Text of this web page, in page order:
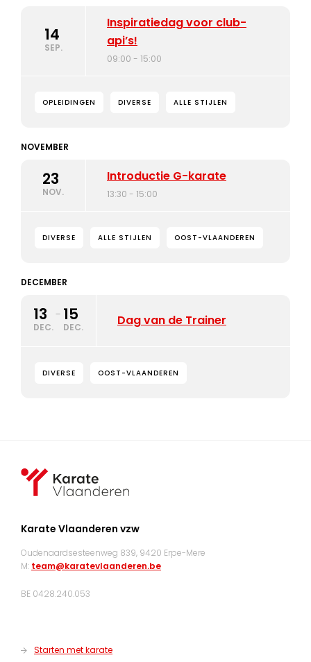
14
SEP.
Inspiratiedag voor club-
api’s!
09:00 - 15:00
OPLEIDINGEN DIVERSE ALLE STIJLEN
NOVEMBER
23
NOV.
Introductie G-karate
13:30 - 15:00
DIVERSE ALLE STIJLEN OOST-VLAANDEREN
DECEMBER
13
DEC.
- 15
DEC. Dag van de Trainer
DIVERSE OOST-VLAANDEREN
Karate Vlaanderen vzw
Oudenaardsesteenweg 839, 9420 Erpe-Mere
M: team@karatevlaanderen.be
BE 0428.240.053
Starten met karate